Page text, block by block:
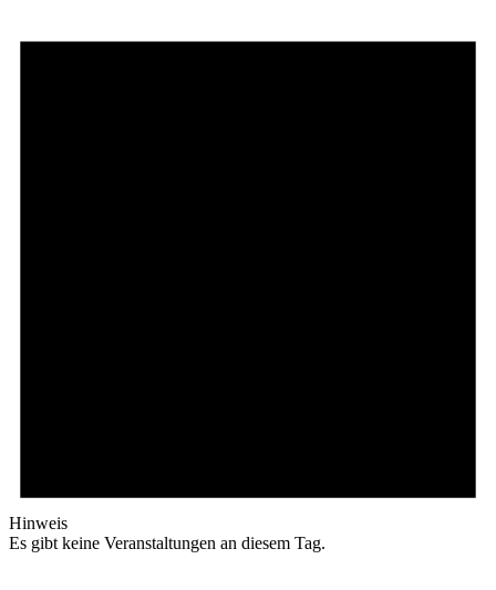
Hinweis
Es gibt keine Veranstaltungen an diesem Tag.